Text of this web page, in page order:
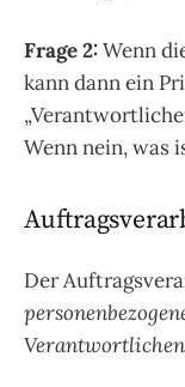
Frage 2:Wenn
kann dann ein
Wenn nein, was
Der